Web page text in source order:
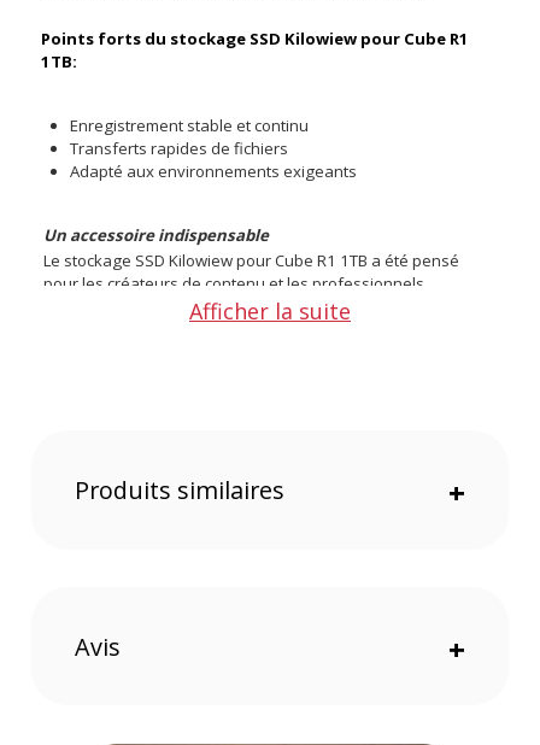
Points forts du stockage SSD Kilowiew pour Cube R1
1TB:
Enregistrement stable et continu
Transferts rapides de fichiers
Adapté aux environnements exigeants
Un accessoire indispensable
Le stockage SSD Kilowiew pour Cube R1 1TB a été pensé
pour les créateurs de contenu et les professionnels
travaillant dans des environnements difficiles. Sa
construction robuste et ses performances stables
R1 1TB :
Afficher la suite
Produits similaires +
Avis +